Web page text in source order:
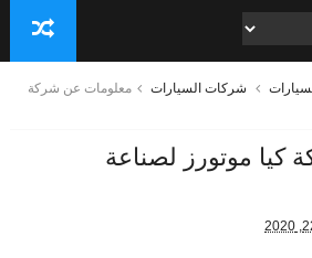
شركات السيارات
معلومات عن شركة
موتورز لصناعة